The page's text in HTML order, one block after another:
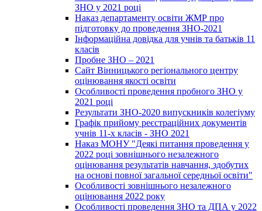
ЗНО у 2021 році
Наказ департаменту освіти ЖМР про
підготовку до проведення ЗНО-2021
Інформаційна довідка для учнів та батьків 11
класів
Пробне ЗНО – 2021
Сайт Вінницького регіонального центру
оцінювання якості освіти
Особливості проведення пробного ЗНО у
2021 році
Результати ЗНО-2020 випускників колегіуму
Графік прийому реєстраційних документів
учнів 11-х класів - ЗНО 2021
Наказ МОНУ "Деякі питання проведення у
2022 році зовнішнього незалежного
оцінювання результатів навчання, здобутих
на основі повної загальної середньої освіти"
Особливості зовнішнього незалежного
оцінювання 2022 року
Особливості проведення ЗНО та ДПА у 2022